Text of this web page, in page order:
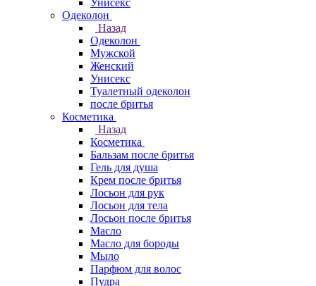
Унисекс
Одеколон
Назад
Одеколон
Мужской
Женский
Унисекс
Туалетный одеколон
после бритья
Косметика
Назад
Косметика
Бальзам после бритья
Гель для душа
Крем после бритья
Лосьон для рук
Лосьон для тела
Лосьон после бритья
Масло
Масло для бороды
Мыло
Парфюм для волос
Пудра